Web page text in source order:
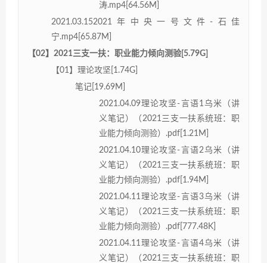
涛.mp4[64.56M]
2021.03.152021年中央一号文件-石佳
宁.mp4[65.87M]
【02】2021三支一扶：职业能力倾向测验[5.79G]
【01】理论攻坚[1.74G]
笔记[19.69M]
2021.04.09理论攻坚-言语1乌米（讲
义笔记）（2021三支一扶系统班：职
业能力倾向测验）.pdf[1.21M]
2021.04.10理论攻坚-言语2乌米（讲
义笔记）（2021三支一扶系统班：职
业能力倾向测验）.pdf[1.94M]
2021.04.11理论攻坚-言语3乌米（讲
义笔记）（2021三支一扶系统班：职
业能力倾向测验）.pdf[777.48K]
2021.04.11理论攻坚-言语4乌米（讲
义笔记）（2021三支一扶系统班：职